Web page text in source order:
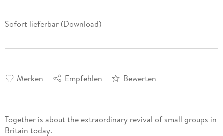
Sofort lieferbar (Download)
Merken Empfehlen Bewerten
Together is about the extraordinary revival of small groups in
Britain today.